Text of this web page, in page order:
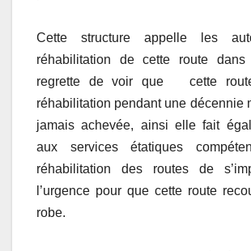
Cette structure appelle les
réhabilitation de cette route dans
regrette de voir que cette
réhabilitation pendant une décennie
jamais achevée, ainsi elle fait
aux services étatiques
réhabilitation des routes de
l’urgence pour que cette route
robe.